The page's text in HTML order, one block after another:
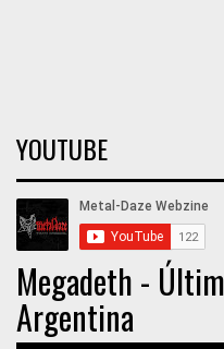
YOUTUBE
Megadeth -
Argentina